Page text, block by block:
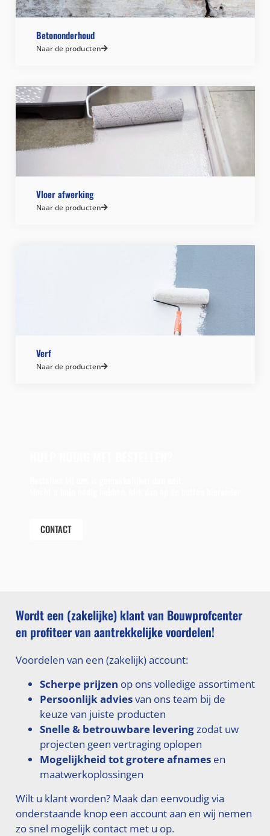
Betononderhoud
Naar de producten
Vloer afwerking
Naar de producten
Verf
Naar de producten
CONTACT
Wordt een (zakelijke) klant van Bouwprofcenter
en profiteer van aantrekkelijke voordelen!
Voordelen van een (zakelijk) account:
Scherpe prijzen op ons volledige assortiment
Persoonlijk adviesvan ons team bij de
keuze van juiste producten
Snelle & betrouwbare leveringzodat uw
projecten geen vertraging oplopen
Mogelijkheid tot grotere afnamesen
maatwerkoplossingen
Wilt u klant worden? Maak dan eenvoudig via
onderstaande knop een account aan en wij nemen
zo snel mogelijk contact met u op.